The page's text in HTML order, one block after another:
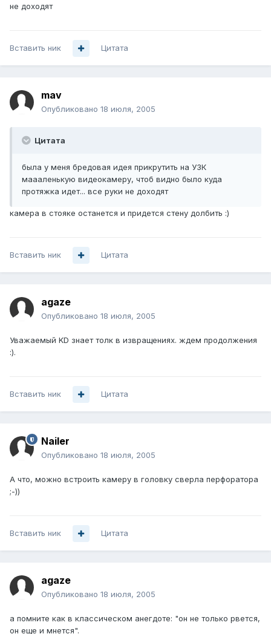
не доходят
Вставить ник Цитата
mav
Опубликовано 18 июля, 2005
Цитата
была у меня бредовая идея прикрутить на УЗК
маааленькую видеокамеру, чтоб видно было куда
протяжка идет... все руки не доходят
камера в стояке останется и придется стену долбить :)
Вставить ник Цитата
agaze
Опубликовано 18 июля, 2005
Уважаемый KD знает толк в извращениях. ждем продолжения
:).
Вставить ник Цитата
Nailer
Опубликовано 18 июля, 2005
А что, можно встроить камеру в головку сверла перфоратора
;-))
Вставить ник Цитата
agaze
Опубликовано 18 июля, 2005
а помните как в классическом анегдоте: "он не только рвется,
он еще и мнется".